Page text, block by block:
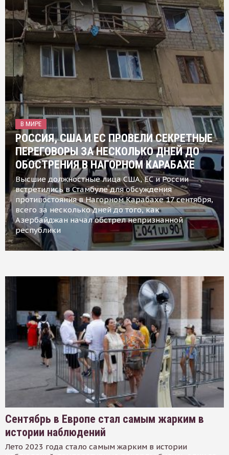
В МИРЕ
РОССИЯ, США И ЕС ПРОВЕЛИ СЕКРЕТНЫЕ
ПЕРЕГОВОРЫ ЗА НЕСКОЛЬКО ДНЕЙ ДО
ОБОСТРЕНИЯ В НАГОРНОМ КАРАБАХЕ
Высшие должностные лица США, ЕС и России
встретились в Стамбуле для обсуждения
противостояния в Нагорном Карабахе 17 сентября,
всего за несколько дней до того, как
Азербайджан начал обстрел непризнанной
республики
Сентябрь в Европе стал самым жарким в
истории наблюдений
Лето 2023 года стало самым жарким в истории